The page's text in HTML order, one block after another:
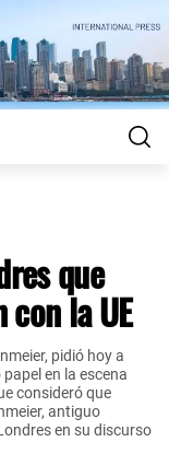
que
la UE
pidió hoy a
en la escena
consideró que
antiguo
en su discurso